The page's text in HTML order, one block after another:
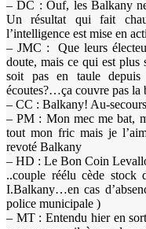
– DC : Ouf, les Balkany
Un résultat qui fait
l’intelligence est mise en
– JMC : Que leurs
doute, mais ce qui est plus
soit pas en taule
écoutes?…ça couvre pas la
– CC : Balkany! Au-
– PM : Mon mec me bat,
tout mon fric mais je
revoté Balkany
– HD : Le Bon Coin
..couple réélu cède stock
I.Balkany…en cas
police municipale )
– MT : Entendu hier en